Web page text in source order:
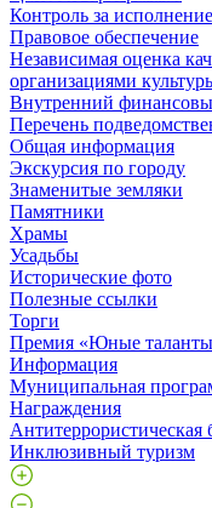
Контроль за
Правовое обеспечение
Независимая оценка
организациями
Внутренний
Перечень
Общая информация
Экскурсия по городу
Знаменитые земляки
Памятники
Храмы
Усадьбы
Исторические фото
Полезные ссылки
Торги
Премия «Юные таланты
Информация
Муниципальная
Награждения
Антитеррористическая
Инклюзивный туризм